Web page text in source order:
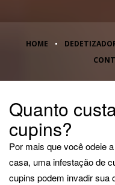
HOME
Quanto
cupins?
Por mais que você odeie
casa, uma infestação de
cupins podem invadir sua